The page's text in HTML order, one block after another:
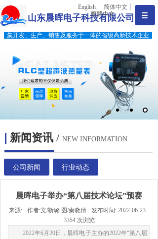
English
简体中文
繁體中文
山东晨晖电子科技有限公司
集开发、生产、销售及服务于一体的省级高新技术企业
新闻资讯 / NEW INFORMATION
公司新闻 行业动态
晨晖电子举办“第八届技术论坛”预赛
来源: 作者:文/靳璐 图/秦晓倩 发布时间: 2022-06-23
3354 次浏览
2022年6月20日，晨晖电子主办的2022年“第八届